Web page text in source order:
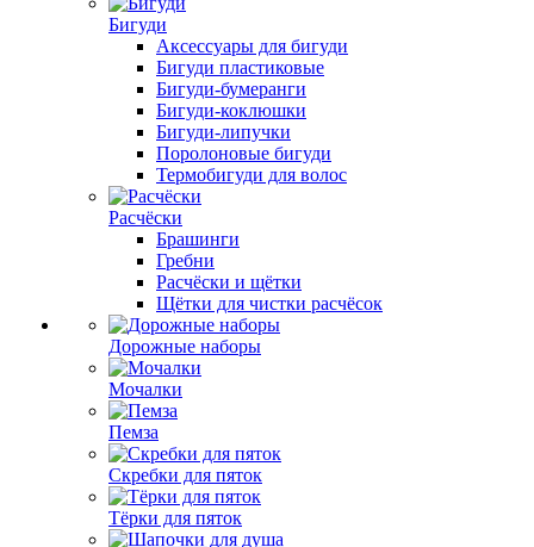
Бигуди
Аксессуары для бигуди
Бигуди пластиковые
Бигуди-бумеранги
Бигуди-коклюшки
Бигуди-липучки
Поролоновые бигуди
Термобигуди для волос
Расчёски
Брашинги
Гребни
Расчёски и щётки
Щётки для чистки расчёсок
Дорожные наборы
Мочалки
Пемза
Скребки для пяток
Тёрки для пяток